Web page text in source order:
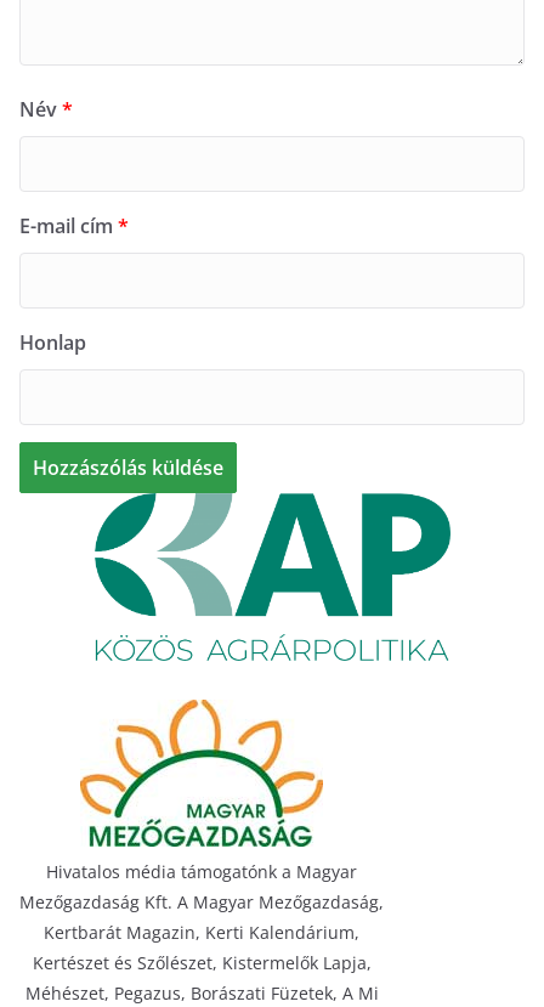
Név*
E-mail cím *
Honlap
Hivatalos média támogatónk a Magyar
Mezőgazdaság Kft. A Magyar Mezőgazdaság,
Kertbarát Magazin, Kerti Kalendárium,
Kertészet és Szőlészet, Kistermelők Lapja,
Méhészet, Pegazus, Borászati Füzetek, A Mi